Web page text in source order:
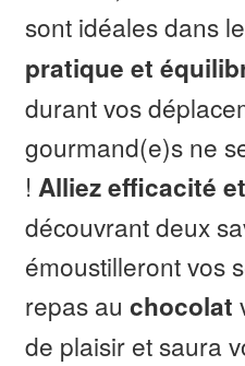
sont idéales dans
pratique et
durant vos
gourmand(e)s ne
! Alliez efficacité
découvrant deux
émoustilleront vos
repas au chocolat
de plaisir et saura